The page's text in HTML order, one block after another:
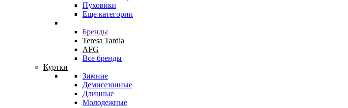
Пуховики
Еще категории
Бренды
Teresa Tardia
AFG
Все бренды
Куртки
Зимние
Демисезонные
Длинные
Молодежные